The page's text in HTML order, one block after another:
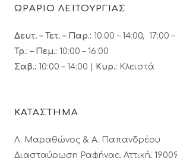
ΩΡΑΡΙΟ ΛΕΙΤΟΥΡΓΙΑΣ
Δευτ. – Τετ. – Παρ.: 10:00 – 14:00, 17:00
Τρ.: – Πεμ.: 10:00 – 16:00
Σαβ.: 10:00 – 14:00 | Κυρ.: Κλειστά
ΚΑΤΑΣΤΗΜΑ
Λ. Μαραθώνος & A. Παπανδρέου
Διασταύρωση Ραφήνας, Αττική,